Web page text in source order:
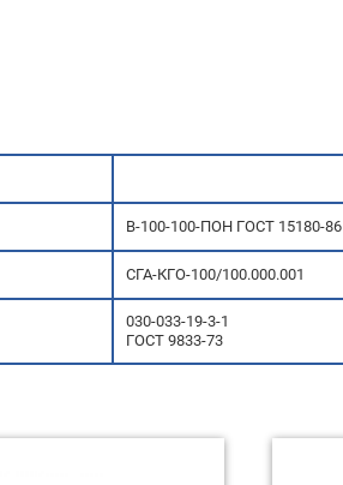
В-100-100-ПОН ГОСТ 15180-86
СГА-КГО-100/100.000.001
030-033-19-3-1
ГОСТ 9833-73